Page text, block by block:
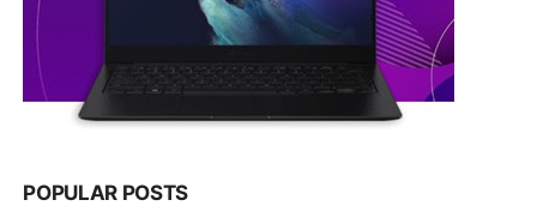
POPULAR POSTS